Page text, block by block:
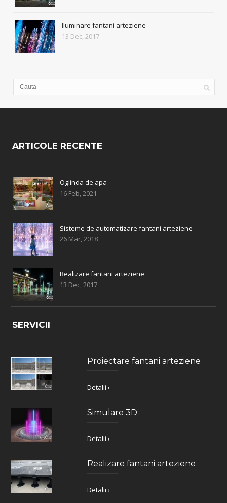
Iluminare fantani arteziene
13 Dec, 2017
ARTICOLE RECENTE
Oglinda de apa
16 Feb, 2021
Sisteme de automatizare fantani arteziene
26 Mar, 2018
Realizare fantani arteziene
13 Dec, 2017
SERVICII
Proiectare fantani arteziene
Detalii ›
Simulare 3D
Detalii ›
Realizare fantani arteziene
Detalii ›